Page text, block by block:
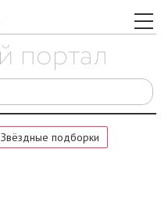
Звёздные подборки